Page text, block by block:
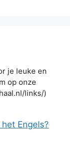
je leuke en
op onze
links/)
Engels?